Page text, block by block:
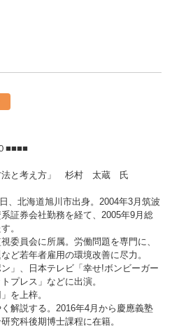
■■■■
法と考え方」 杉村 太蔵 氏
、北海道旭川市出身。2004年3月筑波
証券会社勤務を経て、2005年9月総
。
委員会に所属。労働問題を専門に、
ど若年者雇用の環境改善に尽力。
」、日本テレビ「幸せ!ボンビーガー
プレス」などに出演。
を上梓。
解説する。2016年4月から慶應義塾
究科後期博士課程に在籍。